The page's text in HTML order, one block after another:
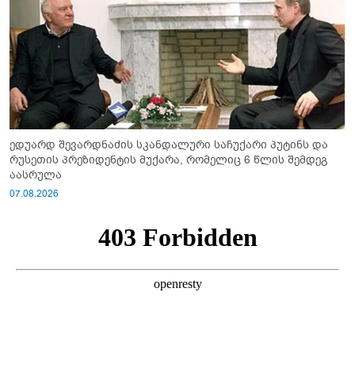
ედუარდ შევარდნაძის სკანდალური საჩუქარი პუტინს და
რუსეთის პრეზიდენტის მუქარა, რომელიც 6 წლის შემდეგ
აასრულა
07.08.2026